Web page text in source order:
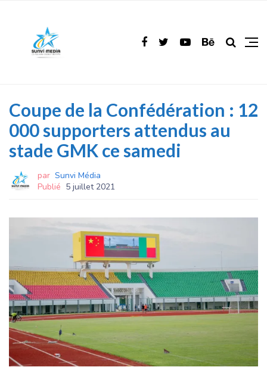
Coupe de la Confédération : 12
000 supporters attendus au
stade GMK ce samedi
par Sunvi Média
Publié 5 juillet 2021